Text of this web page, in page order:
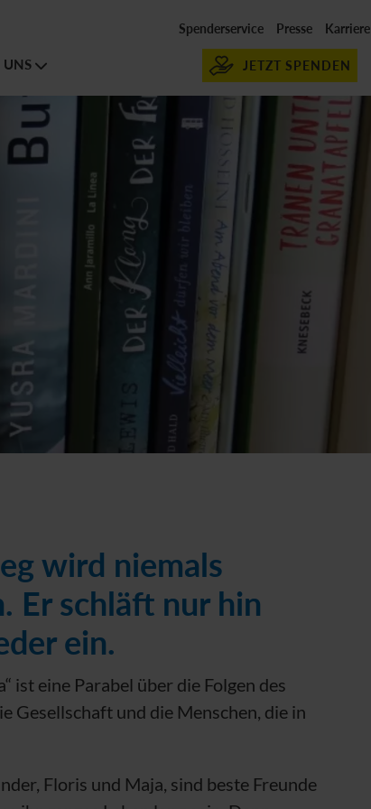
Spenderservice Presse Karriere
JETZT SPENDEN
UNS
wird niemals
Er schläft nur hin
ein.
ist eine Parabel über die Folgen des
Gesellschaft und die Menschen, die in
Floris und Maja, sind beste Freunde